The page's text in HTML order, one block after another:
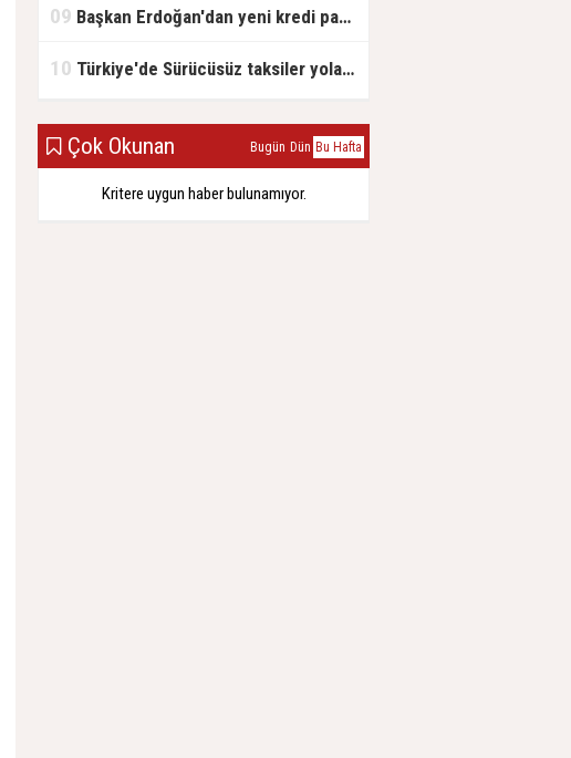
09 Başkan Erdoğan'dan yeni kredi paketi müjdesi: 6 ay geri ödemesiz, 36 ay vadeli
10 Türkiye'de Sürücüsüz taksiler yola çıkmaya hazırlanıyor
Çok Okunan Bugün Dün Bu Hafta
Kritere uygun haber bulunamıyor.